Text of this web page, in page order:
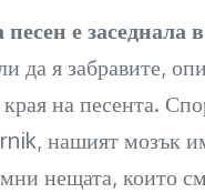
е заседнала
да я забравите,
на песента.
нашият мозък
нещата, които